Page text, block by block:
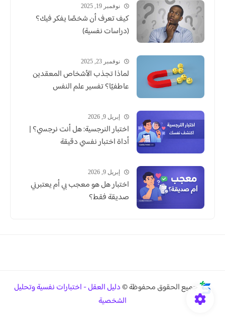
نوفمبر 19, 2025
كيف تعرف أن شخصًا يفكر فيك؟
(دراسات نفسية)
نوفمبر 23, 2025
لماذا تجذب الأشخاص المعقدين
عاطفيًا؟ تفسير علم النفس
إبريل 9, 2026
اختبار النرجسية: هل أنت نرجسي؟ |
أداة اختبار نفسي دقيقة
إبريل 9, 2026
اختبار هل هو معجب بي أم يعتبرني
صديقة فقط؟
جميع الحقوق محفوظة ©دليل العقل - اختبارات نفسية وتحليل
الشخصية